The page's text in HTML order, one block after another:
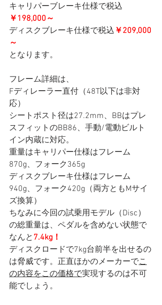
キャリパーブレーキ仕様で税込
￥198,000～
ディスクブレーキ仕様で税込 ￥209,000
～
となります。
フレーム詳細は、
Fディレーラー直付（48T以下は非対
応）
シートポスト径は27.2mm、BBはプレ
スフィットのBB86、手動/電動ビルト
イン内蔵に対応。
重量はキャリパー仕様はフレーム
870g、フォーク365g
ディスクブレーキ仕様はフレーム
940g、フォーク420g（両方ともMサイ
ズ換算）
ちなみに今回の試乗用モデル（Disc）
の総重量は、ペダルを含めない状態で
なんと 7.4kg！
ディスクロードで7kg台前半を出せるの
は脅威です。正直ほかのメーカーでこ
の内容をこの価格で実現するのは不可
能でしょう。